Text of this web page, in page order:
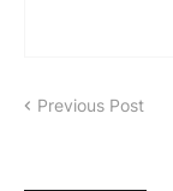
Previous Post